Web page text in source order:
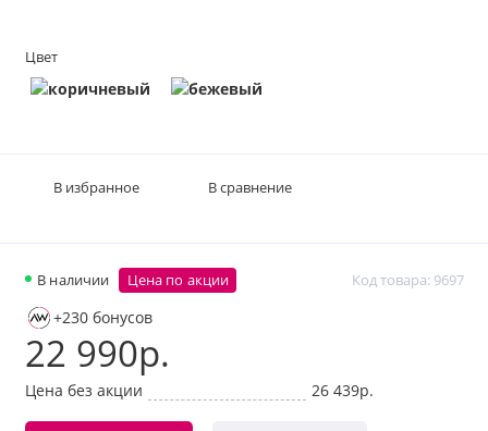
Цвет
В наличии Код товара: 9697
Цена по акции
+230 бонусов
22 990р.
Цена без акции 26 439р.
В избранное В сравнение